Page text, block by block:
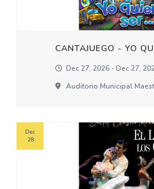
CANTAJUEGO - YO
Dec 27, 2026 - Dec 27,
Auditorio Municipal
Dec
28